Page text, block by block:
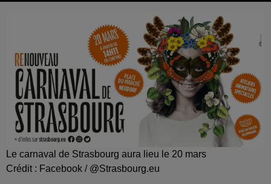
Le carnaval de Strasbourg aura lieu le 20 mars
Crédit : Facebook / @Strasbourg.eu